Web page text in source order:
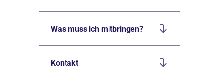
Was muss ich mitbringen?
Kontakt